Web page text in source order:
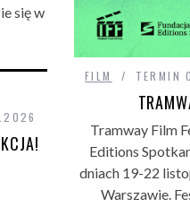
FILM TERMIN
Tramway Film
Editions
dniach 19-22
Warszawie.
się w